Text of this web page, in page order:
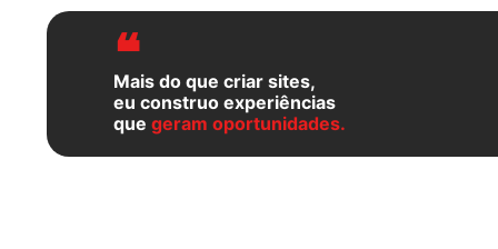
❝
Mais do que criar sites,
eu construo experiências
que geram oportunidades.